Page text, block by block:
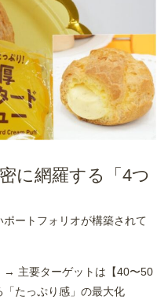
に網羅する「4つ
ートフォリオが構築されて
→ 主要ターゲットは【40〜50
たっぷり感」の最大化